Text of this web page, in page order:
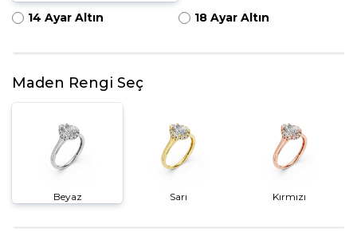
14 Ayar Altın 18 Ayar Altın
Maden Rengi Seç
Beyaz Sarı Kırmızı